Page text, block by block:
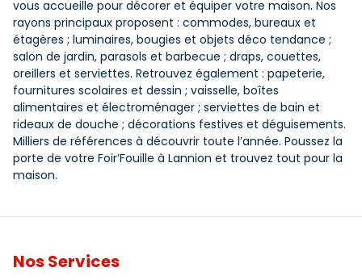
vous accueille pour décorer et équiper votre maison. Nos
rayons principaux proposent : commodes, bureaux et
étagères ; luminaires, bougies et objets déco tendance ;
salon de jardin, parasols et barbecue ; draps, couettes,
oreillers et serviettes. Retrouvez également : papeterie,
fournitures scolaires et dessin ; vaisselle, boîtes
alimentaires et électroménager ; serviettes de bain et
rideaux de douche ; décorations festives et déguisements.
Milliers de références à découvrir toute l’année. Poussez la
porte de votre Foir’Fouille à Lannion et trouvez tout pour la
maison.
Nos Services